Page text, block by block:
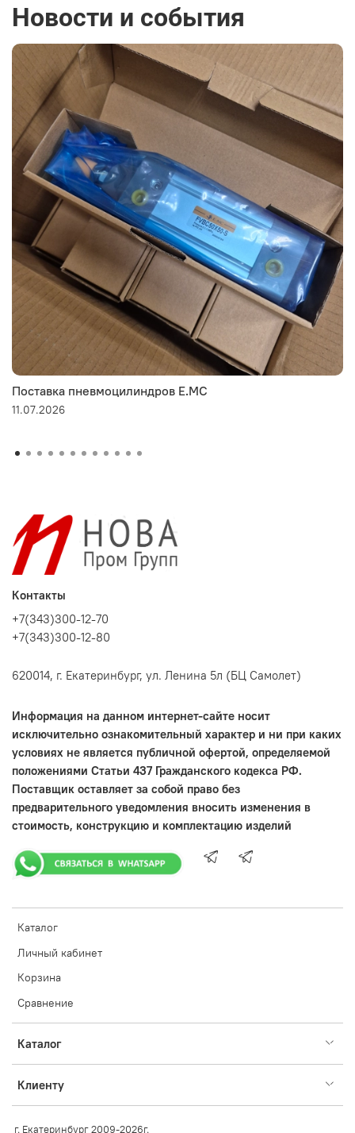
Новости и события
Поставка пневмоцилиндров E.MC
11.07.2026
Каталог
Личный кабинет
Корзина
Сравнение
Каталог
Клиенту
Контакты
+7(343)300-12-70
+7(343)300-12-80
620014, г. Екатеринбург, ул. Ленина 5л (БЦ Самолет)
Информация на данном интернет-сайте носит
исключительно ознакомительный характер и ни при каких
условиях не является публичной офертой, определяемой
положениями Статьи 437 Гражданского кодекса РФ.
Поставщик оставляет за собой право без
предварительного уведомления вносить изменения в
стоимость, конструкцию и комплектацию изделий
г. Екатеринбург 2009-2026г.